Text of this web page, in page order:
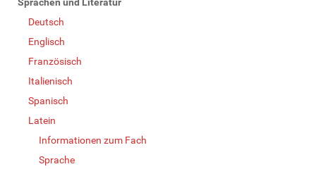
Deutsch
Englisch
Französisch
Italienisch
Spanisch
Latein
Informationen zum Fach
Sprache